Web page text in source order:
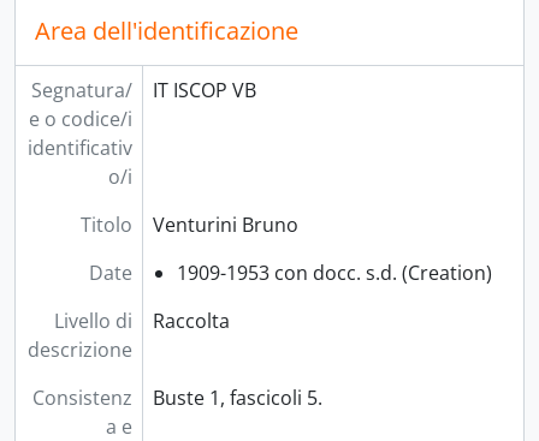
Area dell'identificazione
Segnatura/
e o codice/i
identificativ
o/i
IT ISCOP VB
Titolo
Venturini Bruno
Date
1909-1953 con docc. s.d. (Creation)
Livello di
descrizione
Raccolta
Consistenz
a e
Buste 1, fascicoli 5.